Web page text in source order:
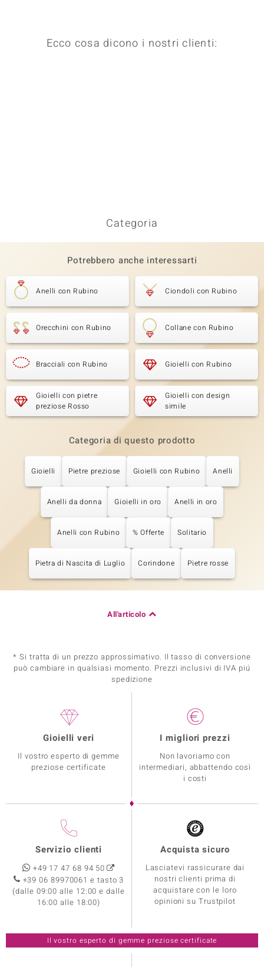
Ecco cosa dicono i nostri clienti:
Categoria
Potrebbero anche interessarti
Anelli con Rubino Ciondoli con Rubino
Orecchini con Rubino Collane con Rubino
Bracciali con Rubino Gioielli con Rubino
Gioielli con pietre
preziose Rosso
Gioielli con design
simile
Categoria di questo prodotto
Gioielli Pietre preziose Gioielli con Rubino Anelli
Anelli da donna Gioielli in oro Anelli in oro
Anelli con Rubino % Offerte Solitario
Pietra di Nascita di Luglio Corindone Pietre rosse
All'articolo
* Si tratta di un prezzo approssimativo. Il tasso di conversione
può cambiare in qualsiasi momento. Prezzi inclusivi di IVA piú
spedizione
Gioielli veri
Il vostro esperto di gemme
preziose certificate
I migliori prezzi
Non lavoriamo con
intermediari, abbattendo così
i costi
Servizio clienti
+49 17 47 68 94 50
+39 06 89970061 e tasto 3
(dalle 09:00 alle 12:00 e dalle
16:00 alle 18:00)
Acquista sicuro
Lasciatevi rassicurare dai
nostri clienti prima di
acquistare con le loro
opinioni su Trustpilot
Il vostro esperto di gemme preziose certificate